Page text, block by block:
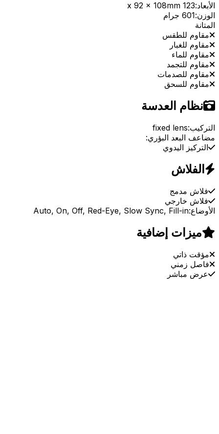
الأبعاد:123 x 92 x 108mm
الوزن:601 جرام
المتانة
مقاوم للطقس
مقاوم للغبار
مقاوم للماء
مقاوم للتجمد
مقاوم للصدمات
مقاوم للسحق
نظام العدسة
التركيب:fixed lens
مضاعف البعد البؤري:
التركيز اليدوي
الفلاش
فلاش مدمج
فلاش خارجي
الأوضاع:Auto, On, Off, Red-Eye, Slow Sync, Fill-in
ميزات إضافية
مؤقت ذاتي
فاصل زمني
عرض مباشر